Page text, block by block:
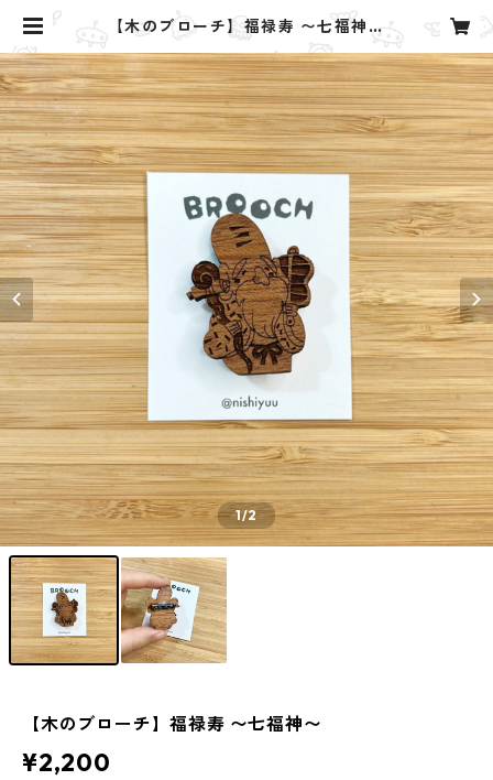
【木のブローチ】福禄寿 〜七福神〜
| Yuu. design studio
1/2
【木のブローチ】福禄寿 〜七福神〜
¥2,200